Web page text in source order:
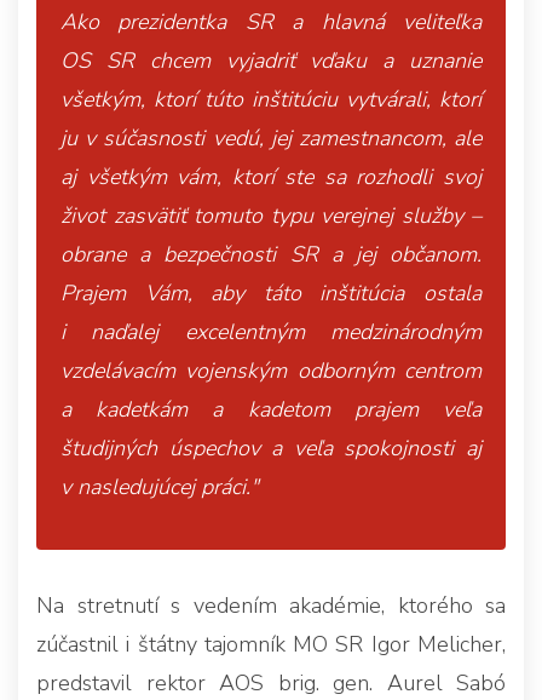
Ako prezidentka SR a hlavná veliteľka
OS SR chcem vyjadriť vďaku a uznanie
všetkým, ktorí túto inštitúciu vytvárali, ktorí
ju v súčasnosti vedú, jej zamestnancom, ale
aj všetkým vám, ktorí ste sa rozhodli svoj
život zasvätiť tomuto typu verejnej služby –
obrane a bezpečnosti SR a jej občanom.
Prajem Vám, aby táto inštitúcia ostala
i naďalej excelentným medzinárodným
vzdelávacím vojenským odborným centrom
a kadetkám a kadetom prajem veľa
študijných úspechov a veľa spokojnosti aj
v nasledujúcej práci."
Na stretnutí s vedením akadémie, ktorého sa
zúčastnil i štátny tajomník MO SR Igor Melicher,
predstavil rektor AOS brig. gen. Aurel Sabó